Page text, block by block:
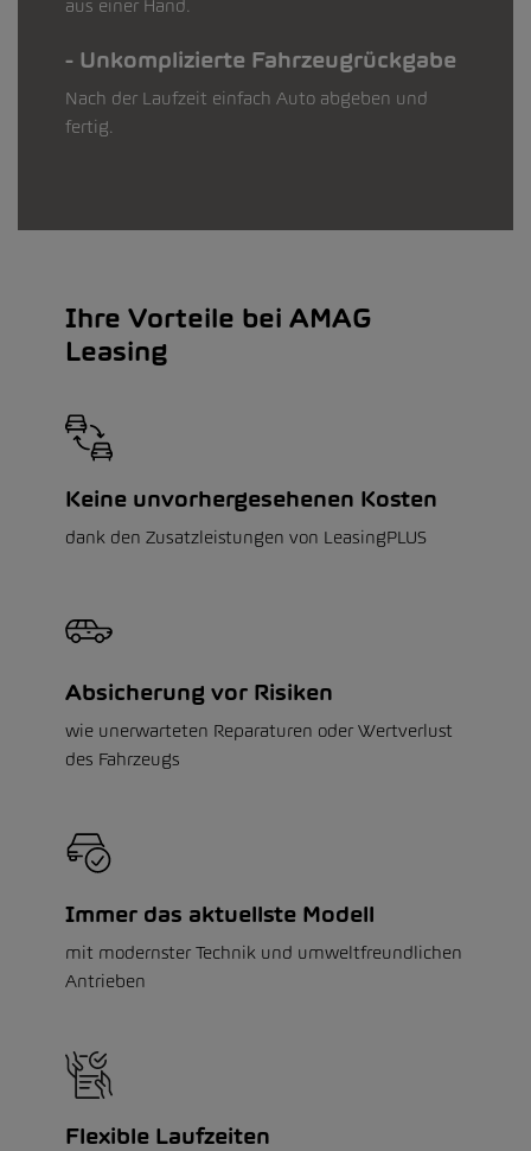
aus einer Hand.
Unkomplizierte Fahrzeugrückgabe
Nach der Laufzeit einfach Auto abgeben und
fertig.
Ihre Vorteile bei AMAG
Leasing
Keine unvorhergesehenen Kosten
dank den Zusatzleistungen von LeasingPLUS
Absicherung vor Risiken
wie unerwarteten Reparaturen oder Wertverlust
des Fahrzeugs
Immer das aktuellste Modell
mit modernster Technik und umweltfreundlichen
Antrieben
Flexible Laufzeiten